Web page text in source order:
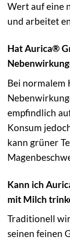
Wert auf eine
und arbeitet
Hat Aurica®
Bei normalem
empfindlich
Konsum
kann grüner
Kann ich
mit Milch
Traditionell
seinen feinen